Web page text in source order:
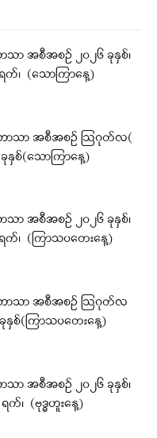
ာသာ အစီအစဉ် ၂၀၂၆ ခုနှစ်၊
၊ (သောကြာနေ့)
ဘာသာ အစီအစဉ် ဩဂုတ်လ(
နှစ်(သောကြာနေ့)
ာသာ အစီအစဉ် ၂၀၂၆ ခုနှစ်၊
၊ (ကြာသပတေးနေ့)
ဘာသာ အစီအစဉ် ဩဂုတ်လ
နှစ်(ကြာသပတေးနေ့)
ာသာ အစီအစဉ် ၂၀၂၆ ခုနှစ်၊
၊ (ဗုဒ္ဓဟူးနေ့)